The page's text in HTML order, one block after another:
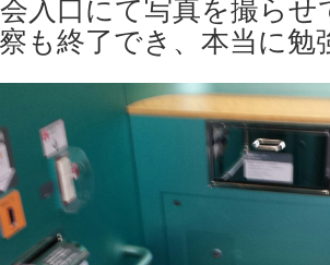
入口にて写真を撮ら
も終了でき、本当に